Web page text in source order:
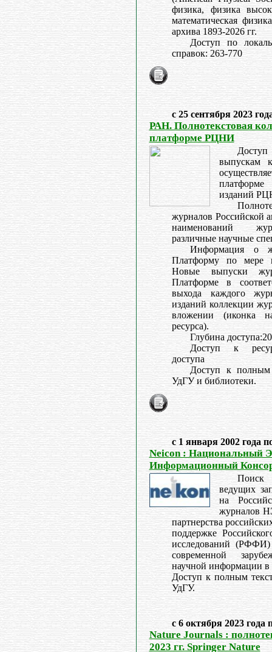
физика, физика
математическая
архива 1893-2026 гг.
Доступ по
справок: 263-770
с 25 сентября 2023
РАН. Полнотекстовая
платформе РЦНИ
выпускам
платформе
изданий
журналов Российской
наименований
различные научные
Информация о
Платформу по мере
Новые выпуски
Платформе в
выхода каждого
изданий коллекции
вложении (иконка
ресурса).
Глубина
Доступ к
доступа
Доступ к полным
УдГУ и библиотеки.
с 1 января 2002 года
Neicon : Национальный
Информационный
Поиск
ведущих
на
журналов
партнерства
поддержке
исследований (РФФИ)
современной
научной информации в
Доступ к полным
УдГУ.
с 6 октября 2023 года
Nature Journals :
2023 гг. Springer Nature